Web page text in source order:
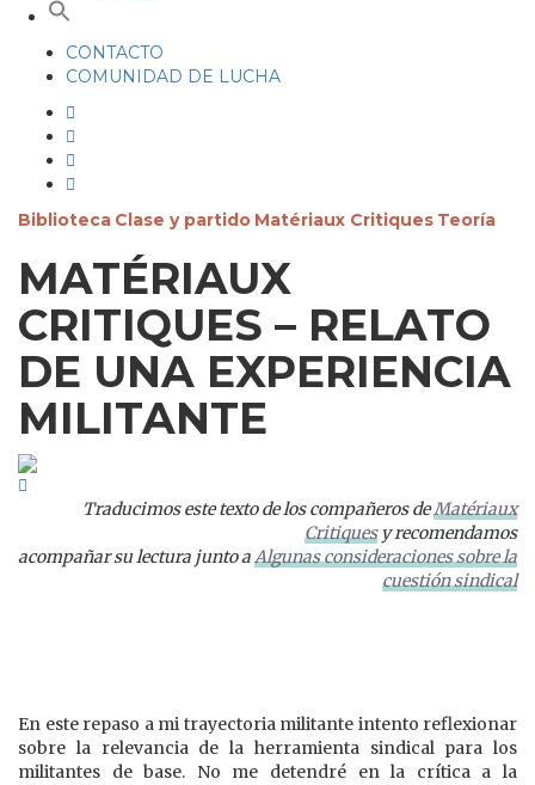
CONTACTO
COMUNIDAD DE LUCHA
Biblioteca Clase y partido Matériaux Critiques Teoría
MATÉRIAUX
CRITIQUES – RELATO
DE UNA EXPERIENCIA
MILITANTE
Traducimos este texto de los compañeros deMatériaux
Critiquesy recomendamos
acompañar su lectura junto aAlgunas consideraciones sobre la
cuestión sindical
En este repaso a mi trayectoria militante intento reflexionar
sobre la relevancia de la herramienta sindical para los
militantes de base. No me detendré en la crítica a la